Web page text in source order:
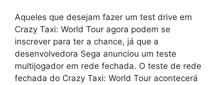
Aqueles que desejam fazer um test drive em
Crazy Taxi: World Tour agora podem se
inscrever para ter a chance, já que a
desenvolvedora Sega anunciou um teste
multijogador em rede fechada. O teste de rede
fechada do Crazy Taxi: World Tour acontecerá